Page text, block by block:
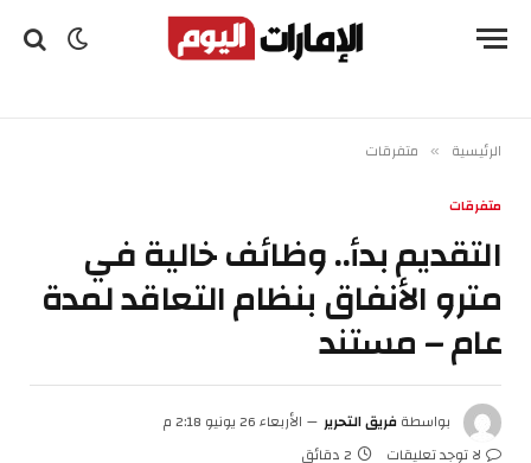
الرئيسية » متفرقات
متفرقات
التقديم بدأ.. وظائف خالية في
مترو الأنفاق بنظام التعاقد لمدة
عام – مستند
بواسطةفريق التحرير
الأربعاء 26 يونيو 2:18 م
لا توجد تعليقات
2 دقائق